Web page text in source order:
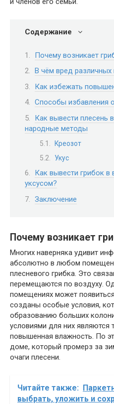
Содержание
Почему возникает
В чём вред различных
Как избежать
Способы избавления
Как вывести плесень
народные методы
Креозот
Укус
Как вывести грибок в
уксусом?
Заключение
Почему возникает
Многих наверняка удивит
абсолютно в любом
плесневого грибка. Это
перемещаются по воздуху.
помещениях может
созданы особые условия,
образованию больших
условиями для них являются
повышенная влажность. По
доме, который промерз за
очаги плесени.
Читайте также:
выбрать, уложить и